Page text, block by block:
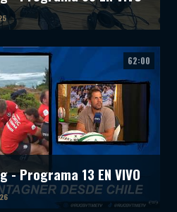
62:00
- Programa 13 EN VIVO